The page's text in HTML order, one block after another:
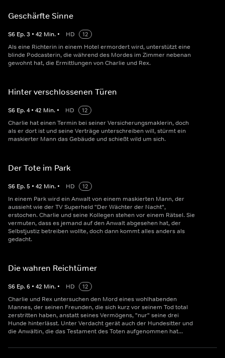
Geschärfte Sinne
S6 Ep.3 • 42 Min. • HD
12
Als eine Richterin in einem Hotel ermordert wird, unterstützt eine
blinde Podcasterin, die während des Mordes im Zimmer nebenan
gewohnt hat, die Ermittlungen von Charlie und Rex.
Hinter verschlossenen Türen
S6 Ep.4 • 42 Min. • HD
12
Charlie hat einen Termin bei seiner Versicherungsmaklerin, doch
als er dort ist und seine Verträge unterschreiben will, stürmt ein
maskierter Mann das Gebäude und schießt wild um sich.
Der Tote im Park
S6 Ep.5 • 42 Min. • HD
12
In einem Park wird ein Anwalt von einem maskierten Mann, der
aussieht wie der TV Superheld "Der Wächter der Nacht",
erstochen. Charlie und seine Kollegen stehen vor einem Rätsel. Sie
vermuten, dass es jemand auf den Anwalt abgesehen hat, der
Selbstjustiz betreiben wollte, doch dann kommt alles anders als
gedacht.
Die wahren Reichtümer
S6 Ep.6 • 42 Min. • HD
12
Charlie und Rex untersuchen den Mord eines wohlhabenden
Mannes, der seinen Freunden, die sich kurz vor seinem Tod total
zerstritten haben, anstatt seines Vermögens, "nur" seine drei
Hunde hinterlässt. Unter Verdacht gerät auch der Hundesitter und
die Anwältin, die das Testament des Toten aufgenommen hat...